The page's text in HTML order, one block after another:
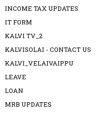
INCOME TAX UPDATES
IT FORM
KALVI TV_2
KALVISOLAI - CONTACT US
KALVI_VELAIVAIPPU
LEAVE
LOAN
MRB UPDATES